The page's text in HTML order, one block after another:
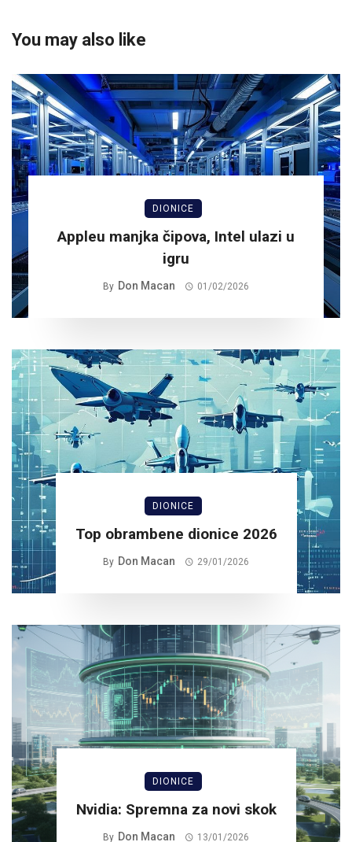
You may also like
DIONICE
Appleu manjka čipova, Intel ulazi u
igru
By Don Macan 01/02/2026
DIONICE
Top obrambene dionice 2026
By Don Macan 29/01/2026
DIONICE
Nvidia: Spremna za novi skok
By Don Macan 13/01/2026